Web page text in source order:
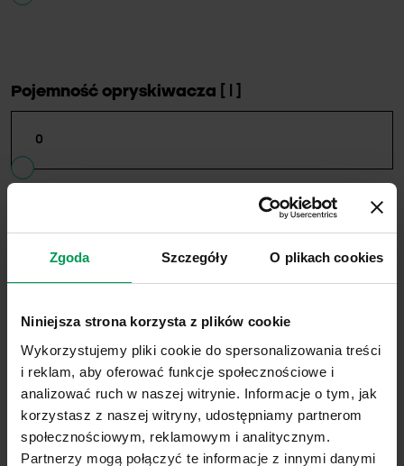
Zgoda Szczegóły O plikach cookies
Niniejsza strona korzysta z plików cookie
Wykorzystujemy pliki cookie do spersonalizowania treści
i reklam, aby oferować funkcje społecznościowe i
analizować ruch w naszej witrynie. Informacje o tym, jak
korzystasz z naszej witryny, udostępniamy partnerom
społecznościowym, reklamowym i analitycznym.
Partnerzy mogą połączyć te informacje z innymi danymi
Pojemność opryskiwacza
0.00
Ilość wody [ l ]
0.00
Ilość opryskiwaczy [ szt ]